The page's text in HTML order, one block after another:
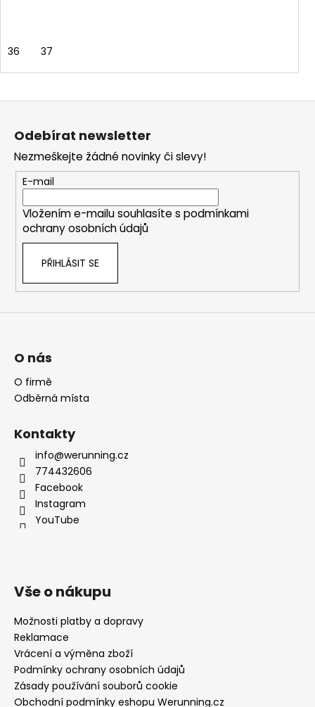
36 37
Odebírat newsletter
Nezmeškejte žádné novinky či slevy!
E-mail
Vložením e-mailu souhlasíte s podmínkami
ochrany osobních údajů
PŘIHLÁSIT SE
O nás
O firmě
Odběrná místa
Kontakty
info@werunning.cz
774432606
Facebook
Instagram
YouTube
Vše o nákupu
Možnosti platby a dopravy
Reklamace
Vrácení a výměna zboží
Podmínky ochrany osobních údajů
Zásady používání souborů cookie
Obchodní podmínky eshopu Werunning.cz